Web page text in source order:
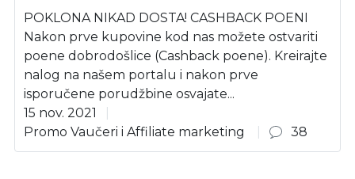
POKLONA NIKAD DOSTA! CASHBACK POENI
Nakon prve kupovine kod nas možete ostvariti
poene dobrodošlice (Cashback poene). Kreirajte
nalog na našem portalu i nakon prve
isporučene porudžbine osvajate...
15 nov. 2021
Promo Vaučeri i Affiliate marketing
38